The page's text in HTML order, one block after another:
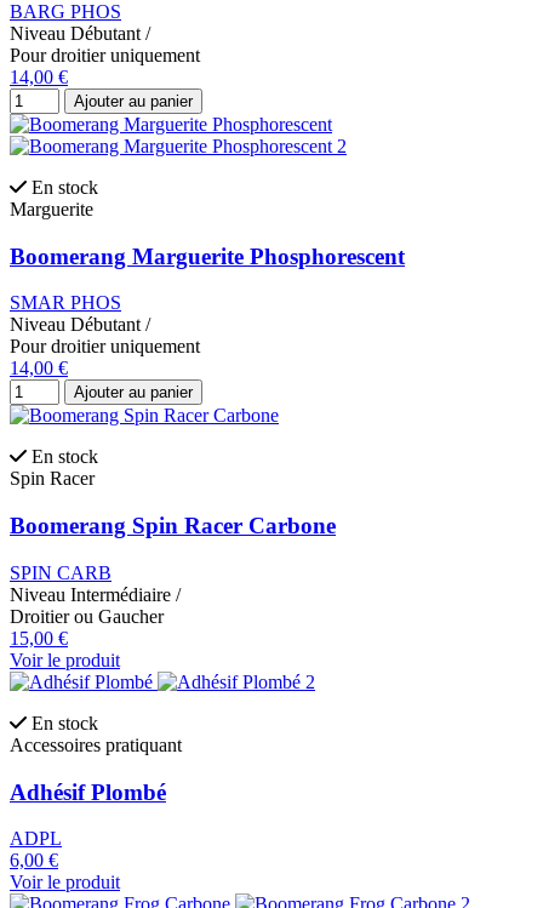
BARG PHOS
Niveau Débutant /
Pour droitier uniquement
14,00 €
Ajouter au panier
En stock
Marguerite
Boomerang Marguerite Phosphorescent
SMAR PHOS
Niveau Débutant /
Pour droitier uniquement
14,00 €
Ajouter au panier
En stock
Spin Racer
Boomerang Spin Racer Carbone
SPIN CARB
Niveau Intermédiaire /
Droitier ou Gaucher
15,00 €
Voir le produit
En stock
Accessoires pratiquant
Adhésif Plombé
ADPL
6,00 €
Voir le produit